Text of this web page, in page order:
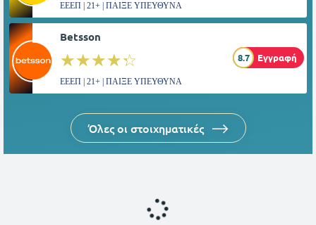
ΕΕΕΠ | 21+ | ΠΑΙΞΕ ΥΠΕΥΘΥΝΑ
Betsson
☆☆☆☆☆
★★★★★ 8.7 Εγγραφή
ΕΕΕΠ | 21+ | ΠΑΙΞΕ ΥΠΕΥΘΥΝΑ
Όλες οι στοιχηματικές